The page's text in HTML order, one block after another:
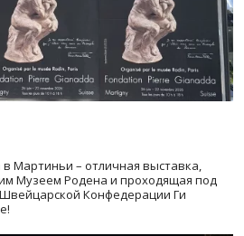
Мартиньи – отличная выставка,
Музеем Родена и проходящая под
Конфедерации Ги